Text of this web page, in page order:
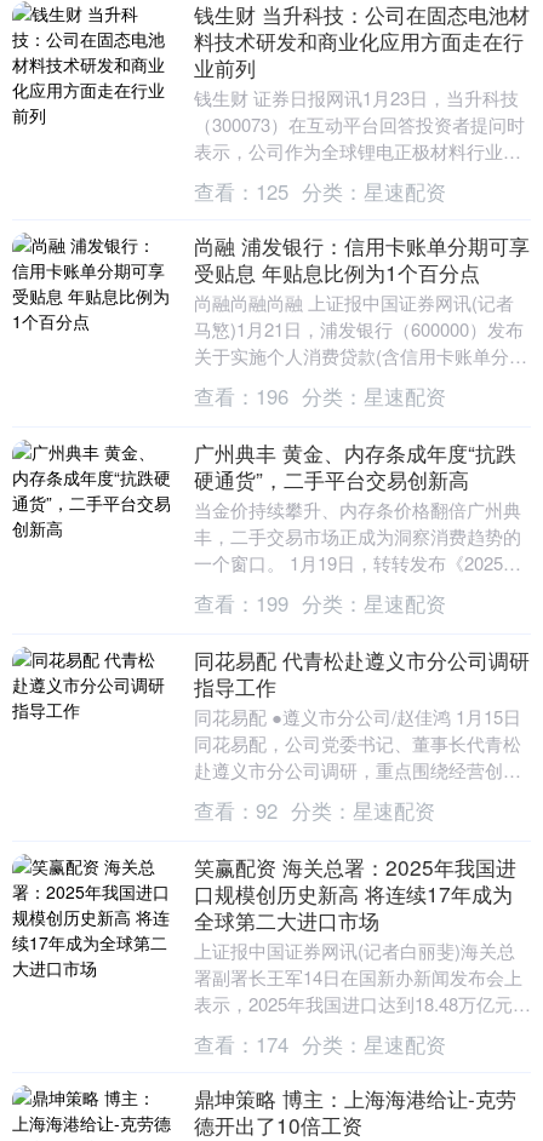
钱生财 当升科技：公司在固态电池材
料技术研发和商业化应用方面走在行
业前列
钱生财 证券日报网讯1月23日，当升科技
（300073）在互动平台回答投资者提问时
表示，公司作为全球锂电正极材料行业的
技术引领者，在固态电池材料技术研发和
商业化....
查看： 125 分类： 星速配资
尚融 浦发银行：信用卡账单分期可享
受贴息 年贴息比例为1个百分点
尚融尚融尚融 上证报中国证券网讯(记者
马慜)1月21日，浦发银行（600000）发布
关于实施个人消费贷款(含信用卡账单分
期)贴息政策的问答，对相关贴息政策的实
施....
查看： 196 分类： 星速配资
广州典丰 黄金、内存条成年度“抗跌
硬通货”，二手平台交易创新高
当金价持续攀升、内存条价格翻倍广州典
丰，二手交易市场正成为洞察消费趋势的
一个窗口。 1月19日，转转发布《2025二
手消费年度洞察》显示，黄金、内存条、
数码相机....
查看： 199 分类： 星速配资
同花易配 代青松赴遵义市分公司调研
指导工作
同花易配 ●遵义市分公司/赵佳鸿 1月15日
同花易配，公司党委书记、董事长代青松
赴遵义市分公司调研，重点围绕经营创收
及中国广电插入式微型机顶盒普及应用等
开展工作....
查看： 92 分类： 星速配资
笑赢配资 海关总署：2025年我国进
口规模创历史新高 将连续17年成为
全球第二大进口市场
上证报中国证券网讯(记者白丽斐)海关总
署副署长王军14日在国新办新闻发布会上
表示，2025年我国进口达到18.48万亿元，
规模创历史新高，将连续17年成为全球
第....
查看： 174 分类： 星速配资
鼎坤策略 博主：上海海港给让-克劳
德开出了10倍工资